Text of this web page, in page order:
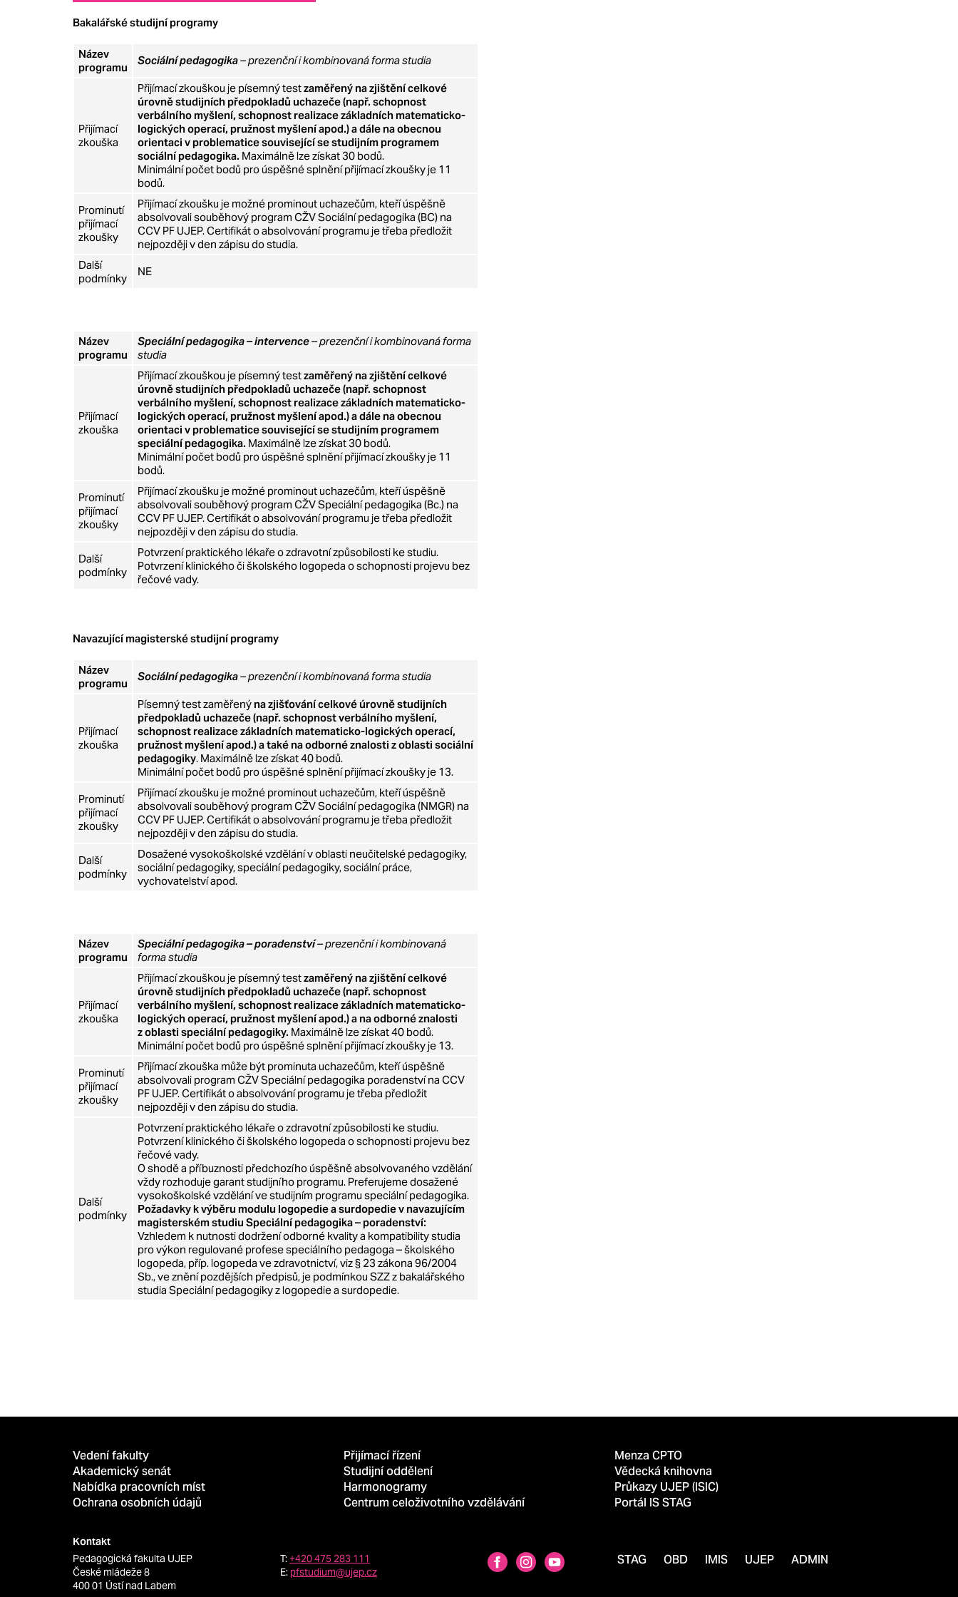
Bakalářské studijní programy
Název
programu
Sociální pedagogika– prezenční i kombinovaná forma studia
Přijímací
zkouška
Přijímací zkouškou je písemný testzaměřený na zjištění celkové
úrovně studijních předpokladů uchazeče (např. schopnost
verbálního myšlení, schopnost realizace základních matematicko-
logických operací, pružnost myšlení apod.) a dále na obecnou
orientaci v problematice související se studijním programem
sociální pedagogika. Maximálně lze získat 30 bodů.
Minimální počet bodů pro úspěšné splnění přijímací zkoušky je 11
bodů.
Prominutí
přijímací
zkoušky
Přijímací zkoušku je možné prominout uchazečům, kteří úspěšně
absolvovali souběhový program CŽV Sociální pedagogika (BC) na
CCV PF UJEP. Certifikát o absolvování programu je třeba předložit
nejpozději v den zápisu do studia.
Další
podmínky
NE
Název
programu
Speciální pedagogika – intervence– prezenční i kombinovaná forma
studia
Přijímací
zkouška
Přijímací zkouškou je písemný testzaměřený na zjištění celkové
úrovně studijních předpokladů uchazeče (např. schopnost
verbálního myšlení, schopnost realizace základních matematicko-
logických operací, pružnost myšlení apod.) a dále na obecnou
orientaci v problematice související se studijním programem
speciální pedagogika. Maximálně lze získat 30 bodů.
Minimální počet bodů pro úspěšné splnění přijímací zkoušky je 11
bodů.
Prominutí
přijímací
zkoušky
Přijímací zkoušku je možné prominout uchazečům, kteří úspěšně
absolvovali souběhový program CŽV Speciální pedagogika (Bc.) na
CCV PF UJEP. Certifikát o absolvování programu je třeba předložit
nejpozději v den zápisu do studia.
Další
podmínky
Potvrzení praktického lékaře o zdravotní způsobilosti ke studiu.
Potvrzení klinického či školského logopeda o schopnosti projevu bez
řečové vady.
Navazující magisterské studijní programy
Název
programu
Sociální pedagogika– prezenční i kombinovaná forma studia
Přijímací
zkouška
Písemný test zaměřený na zjišťování celkové úrovně studijních
předpokladů uchazeče (např. schopnost verbálního myšlení,
schopnost realizace základních matematicko-logických operací,
pružnost myšlení apod.) a také na odborné znalosti z oblasti sociální
pedagogiky. Maximálně lze získat 40 bodů.
Minimální počet bodů pro úspěšné splnění přijímací zkoušky je 13.
Prominutí
přijímací
zkoušky
Přijímací zkoušku je možné prominout uchazečům, kteří úspěšně
absolvovali souběhový program CŽV Sociální pedagogika (NMGR) na
CCV PF UJEP. Certifikát o absolvování programu je třeba předložit
nejpozději v den zápisu do studia.
Další
podmínky
Dosažené vysokoškolské vzdělání v oblasti neučitelské pedagogiky,
sociální pedagogiky, speciální pedagogiky, sociální práce,
vychovatelství apod.
Název
programu
Speciální pedagogika – poradenství– prezenční i kombinovaná
forma studia
Přijímací
zkouška
Přijímací zkouškou je písemný testzaměřený na zjištění celkové
úrovně studijních předpokladů uchazeče (např. schopnost
verbálního myšlení, schopnost realizace základních matematicko-
logických operací, pružnost myšlení apod.) a na odborné znalosti
z oblasti speciální pedagogiky. Maximálně lze získat 40 bodů.
Minimální počet bodů pro úspěšné splnění přijímací zkoušky je 13.
Prominutí
přijímací
zkoušky
Přijímací zkouška může být prominuta uchazečům, kteří úspěšně
absolvovali program CŽV Speciální pedagogika poradenství na CCV
PF UJEP. Certifikát o absolvování programu je třeba předložit
nejpozději v den zápisu do studia.
Další
podmínky
Potvrzení praktického lékaře o zdravotní způsobilosti ke studiu.
Potvrzení klinického či školského logopeda o schopnosti projevu bez
řečové vady.
O shodě a příbuznosti předchozího úspěšně absolvovaného vzdělání
vždy rozhoduje garant studijního programu. Preferujeme dosažené
vysokoškolské vzdělání ve studijním programu speciální pedagogika.
Požadavky k výběru modulu logopedie a surdopedie v navazujícím
magisterském studiu Speciální pedagogika – poradenství:
Vzhledem k nutnosti dodržení odborné kvality a kompatibility studia
pro výkon regulované profese speciálního pedagoga – školského
logopeda, příp. logopeda ve zdravotnictví, viz § 23 zákona 96/2004
Sb., ve znění pozdějších předpisů, je podmínkou SZZ z bakalářského
studia Speciální pedagogiky z logopedie a surdopedie.
Vedení fakulty
Akademický senát
Nabídka pracovních míst
Ochrana osobních údajů
Přijímací řízení
Studijní oddělení
Harmonogramy
Centrum celoživotního vzdělávání
Menza CPTO
Vědecká knihovna
Průkazy UJEP (ISIC)
Portál IS STAG
Kontakt
Pedagogická fakulta UJEP
České mládeže 8
400 01 Ústí nad Labem
T:+420 475 283 111
E:pfstudium@ujep.cz
STAG OBD IMIS UJEP ADMIN